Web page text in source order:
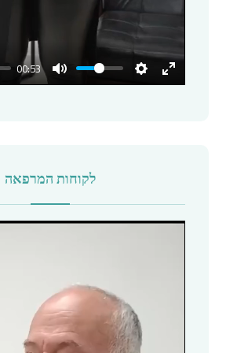
00:53
לקוחות המרפאה